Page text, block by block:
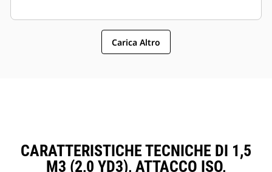
Carica Altro
CARATTERISTICHE TECNICHE DI 1,5
M3 (2,0 YD3), ATTACCO ISO,